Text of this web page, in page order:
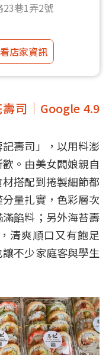
23巷1弄2號
看店家資訊
司｜Google 4.9
壽司」，以用料澎
。由美女闆娘親自
搭配到捲製細節都
量扎實，色彩層次
餡料；另外海苔壽
清爽順口又有飽足
不少家庭客與學生